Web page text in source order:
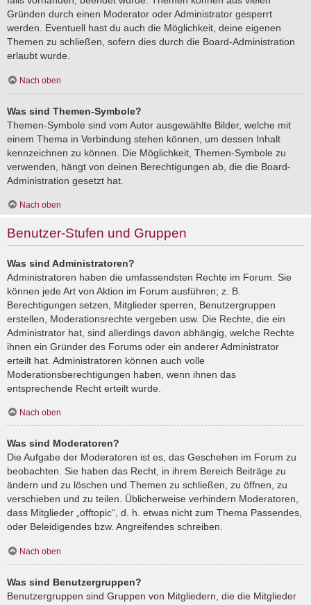
Gründen durch einen Moderator oder Administrator gesperrt
werden. Eventuell hast du auch die Möglichkeit, deine eigenen
Themen zu schließen, sofern dies durch die Board-Administration
erlaubt wurde.
Nach oben
Was sind Themen-Symbole?
Themen-Symbole sind vom Autor ausgewählte Bilder, welche mit
einem Thema in Verbindung stehen können, um dessen Inhalt
kennzeichnen zu können. Die Möglichkeit, Themen-Symbole zu
verwenden, hängt von deinen Berechtigungen ab, die die Board-
Administration gesetzt hat.
Nach oben
Benutzer-Stufen und Gruppen
Was sind Administratoren?
Administratoren haben die umfassendsten Rechte im Forum. Sie
können jede Art von Aktion im Forum ausführen; z. B.
Berechtigungen setzen, Mitglieder sperren, Benutzergruppen
erstellen, Moderationsrechte vergeben usw. Die Rechte, die ein
Administrator hat, sind allerdings davon abhängig, welche Rechte
ihnen ein Gründer des Forums oder ein anderer Administrator
erteilt hat. Administratoren können auch volle
Moderationsberechtigungen haben, wenn ihnen das
entsprechende Recht erteilt wurde.
Nach oben
Was sind Moderatoren?
Die Aufgabe der Moderatoren ist es, das Geschehen im Forum zu
beobachten. Sie haben das Recht, in ihrem Bereich Beiträge zu
ändern und zu löschen und Themen zu schließen, zu öffnen, zu
verschieben und zu teilen. Üblicherweise verhindern Moderatoren,
dass Mitglieder „offtopic“, d. h. etwas nicht zum Thema Passendes,
oder Beleidigendes bzw. Angreifendes schreiben.
Nach oben
Was sind Benutzergruppen?
Benutzergruppen sind Gruppen von Mitgliedern, die die Mitglieder